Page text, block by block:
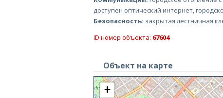
доступен оптический интернет,
Безопасность: закрытая лестничная
ID номер объекта: 67604
Объект на карте
+